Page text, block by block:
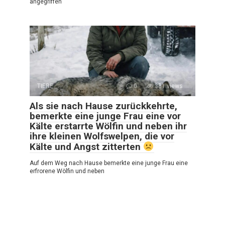
TIERE 0 381 views
Als sie nach Hause zurückkehrte,
bemerkte eine junge Frau eine vor
Kälte erstarrte Wölfin und neben ihr
ihre kleinen Wolfswelpen, die vor
Kälte und Angst zitterten
Auf dem Weg nach Hause bemerkte eine junge Frau eine
erfrorene Wölfin und neben